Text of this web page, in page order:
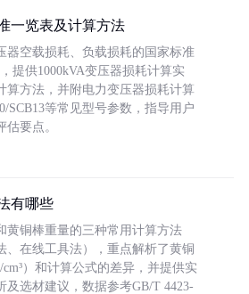
一览表及计算方法
器空载损耗、负载损耗的国家标准
，提供1000kVA变压器损耗计算实
算方法，并附电力变压器损耗计算
SCB13等常见型号参数，指导用户
要点。
有哪些
黄铜棒重量的三种常用计算方法
、在线工具法），重点解析了黄铜
）和计算公式的差异，并提供实
及选材建议，数据参考GB/T 4423-